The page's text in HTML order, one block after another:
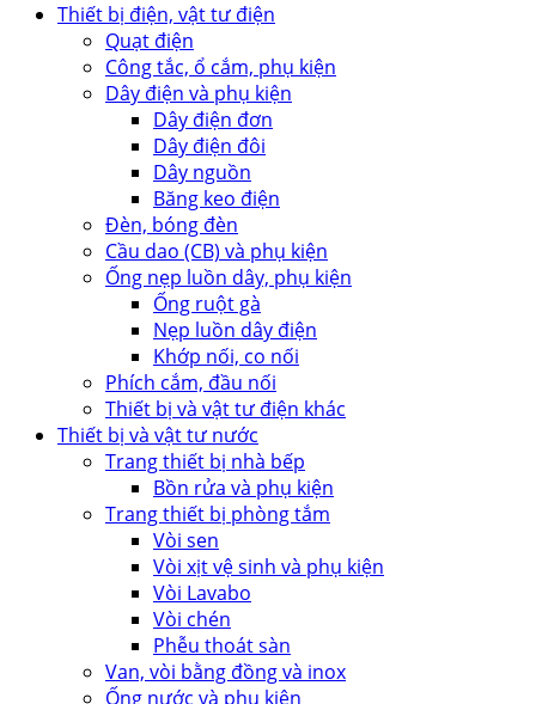
Thiết bị điện, vật tư điện
Quạt điện
Công tắc, ổ cắm, phụ kiện
Dây điện và phụ kiện
Dây điện đơn
Dây điện đôi
Dây nguồn
Băng keo điện
Đèn, bóng đèn
Cầu dao (CB) và phụ kiện
Ống nẹp luồn dây, phụ kiện
Ống ruột gà
Nẹp luồn dây điện
Khớp nối, co nối
Phích cắm, đầu nối
Thiết bị và vật tư điện khác
Thiết bị và vật tư nước
Trang thiết bị nhà bếp
Bồn rửa và phụ kiện
Trang thiết bị phòng tắm
Vòi sen
Vòi xịt vệ sinh và phụ kiện
Vòi Lavabo
Vòi chén
Phễu thoát sàn
Van, vòi bằng đồng và inox
Ống nước và phụ kiện